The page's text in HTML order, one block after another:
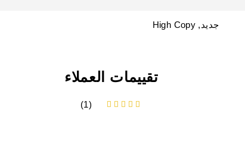
جديد, High Copy
تقييمات العملاء
(1)